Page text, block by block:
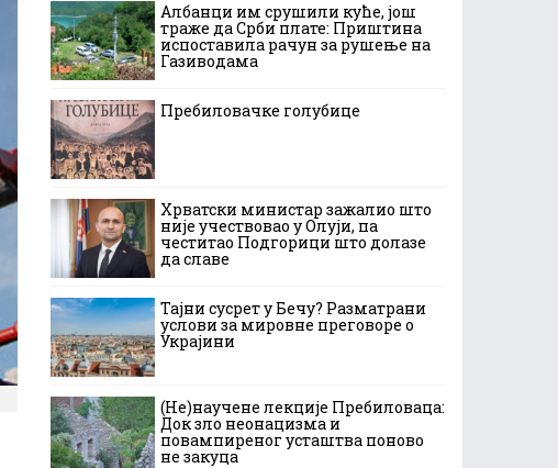
Албанци им срушили куће, још
траже да Срби плате: Приштина
испоставила рачун за рушење на
Газиводама
Пребиловачке голубице
Хрватски министар зажалио што
није учествовао у Олуји, па
честитао Подгорици што долазе
да славе
Тајни сусрет у Бечу? Разматрани
услови за мировне преговоре о
Украјини
(Не)научене лекције Пребиловаца:
Док зло неонацизма и
повампиреног усташтва поново
не закуца